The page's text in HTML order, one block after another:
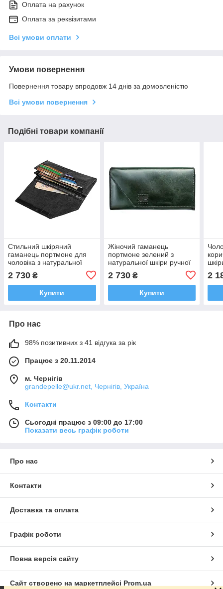
Оплата на рахунок
Оплата за реквізитами
Всі умови оплати
Умови повернення
Повернення товару впродовж 14 днів за домовленістю
Всі умови повернення
Подібні товари компанії
Стильний шкіряний
гаманець портмоне для
чоловіка з натуральної
шкіри Grande Pelle чорний
клатч на магніті з
блискавками
2 730 ₴
Купити
Жіночий гаманець
портмоне зелений з
натуральної шкіри ручної
магнітами та монетницею
2 730₴
Купити
2
Про нас
98% позитивних з 41 відгука за рік
Працює з 20.11.2014
м. Чернігів
grandepelle@ukr.net, Чернігів, Україна
Контакти
Сьогодні працює з 09:00 до 17:00
Показати весь графік роботи
Про нас
Контакти
Доставка та оплата
Графік роботи
Повна версія сайту
Сайт створено на маркетплейсі Prom.ua